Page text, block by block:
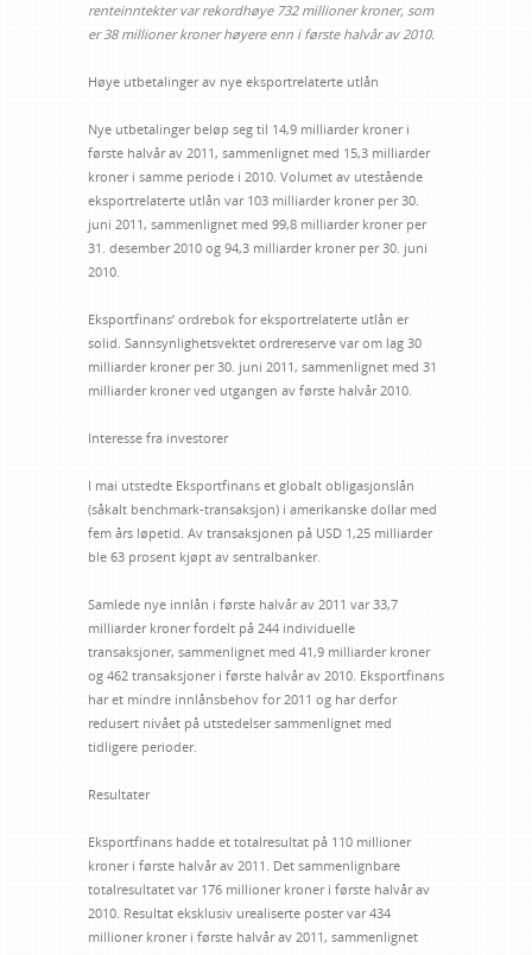
renteinntekter var rekordhøye 732 millioner kroner, som
er 38 millioner kroner høyere enn i første halvår av 2010.
Høye utbetalinger av nye eksportrelaterte utlån
Nye utbetalinger beløp seg til 14,9 milliarder kroner i
første halvår av 2011, sammenlignet med 15,3 milliarder
kroner i samme periode i 2010. Volumet av utestående
eksportrelaterte utlån var 103 milliarder kroner per 30.
juni 2011, sammenlignet med 99,8 milliarder kroner per
31. desember 2010 og 94,3 milliarder kroner per 30. juni
2010.
Eksportfinans’ ordrebok for eksportrelaterte utlån er
solid. Sannsynlighetsvektet ordrereserve var om lag 30
milliarder kroner per 30. juni 2011, sammenlignet med 31
milliarder kroner ved utgangen av første halvår 2010.
Interesse fra investorer
I mai utstedte Eksportfinans et globalt obligasjonslån
(såkalt benchmark-transaksjon) i amerikanske dollar med
fem års løpetid. Av transaksjonen på USD 1,25 milliarder
ble 63 prosent kjøpt av sentralbanker.
Samlede nye innlån i første halvår av 2011 var 33,7
milliarder kroner fordelt på 244 individuelle
transaksjoner, sammenlignet med 41,9 milliarder kroner
og 462 transaksjoner i første halvår av 2010. Eksportfinans
har et mindre innlånsbehov for 2011 og har derfor
redusert nivået på utstedelser sammenlignet med
tidligere perioder.
Resultater
Eksportfinans hadde et totalresultat på 110 millioner
kroner i første halvår av 2011. Det sammenlignbare
totalresultatet var 176 millioner kroner i første halvår av
2010. Resultat eksklusiv urealiserte poster var 434
millioner kroner i første halvår av 2011, sammenlignet